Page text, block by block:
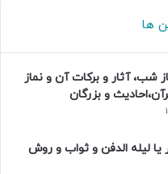
ها
شب، آثار و برکات آن و نماز
و بزرگان
یا لیله الدفن و ثواب و روش